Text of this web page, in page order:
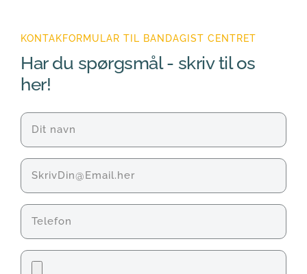
KONTAKFORMULAR TIL BANDAGIST CENTRET
Har du spørgsmål - skriv til os
her!
Navn
E-
mail
Telefon
Fil